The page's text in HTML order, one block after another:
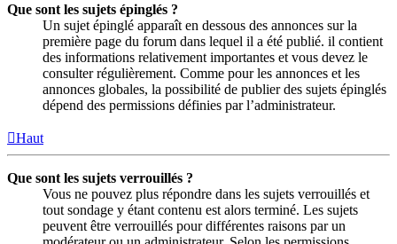
Que sont les sujets épinglés ?
Un sujet épinglé apparaît en dessous des annonces sur la
première page du forum dans lequel il a été publié. il contient
des informations relativement importantes et vous devez le
consulter régulièrement. Comme pour les annonces et les
annonces globales, la possibilité de publier des sujets épinglés
dépend des permissions définies par l’administrateur.
Haut
Que sont les sujets verrouillés ?
Vous ne pouvez plus répondre dans les sujets verrouillés et
tout sondage y étant contenu est alors terminé. Les sujets
peuvent être verrouillés pour différentes raisons par un